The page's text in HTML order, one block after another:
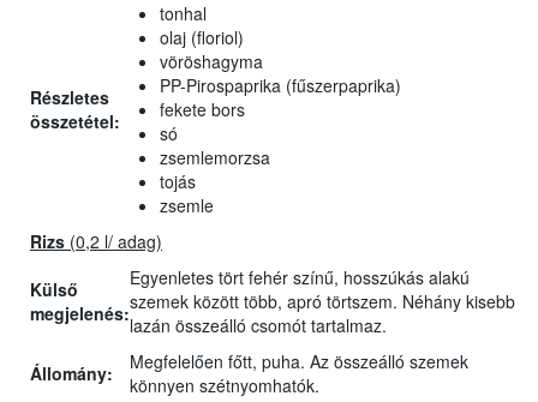
Részletes
összetétel:
tonhal
olaj (floriol)
vöröshagyma
PP-Pirospaprika (fűszerpaprika)
fekete bors
só
zsemlemorzsa
tojás
zsemle
Rizs (0,2 l/ adag)
Külső
megjelenés:
Egyenletes tört fehér színű, hosszúkás alakú
szemek között több, apró törtszem. Néhány kisebb
lazán összeálló csomót tartalmaz.
Állomány:
Megfelelően főtt, puha. Az összeálló szemek
könnyen szétnyomhatók.